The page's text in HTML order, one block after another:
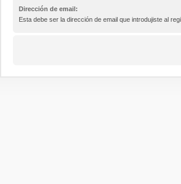
Dirección de email:
Esta debe ser la dirección de email que introdujiste al